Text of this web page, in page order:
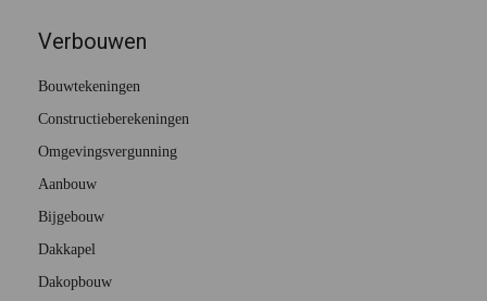
Verbouwen
Bouwtekeningen
Constructieberekeningen
Omgevingsvergunning
Aanbouw
Bijgebouw
Dakkapel
Dakopbouw